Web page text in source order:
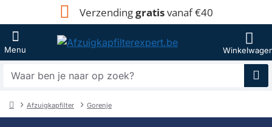
Verzendinggratisvanaf €40
Waar
Afzuigkapfilter Gorenje